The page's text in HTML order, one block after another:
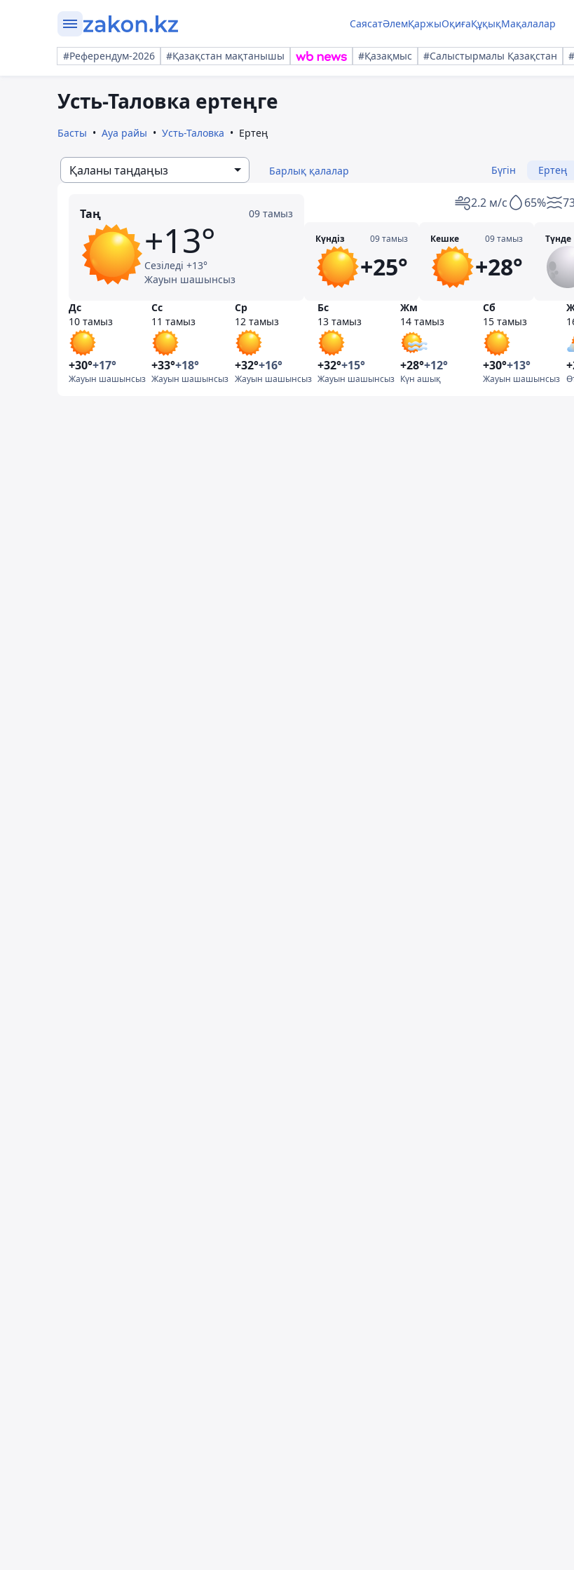
СаясатӘлемҚаржыОқиғаҚұқықМақалалар
#Референдум-2026 #Қазақстан мақтанышы #Қазақмыс #Салыстырмалы Қазақстан
Усть-Таловка ертеңге
Басты Ауа райы Усть-Таловка Ертең
Қаланы таңдаңыз Барлық қалалар Бүгін Ертең
Таң 09 тамыз
+13°
Сезіледі +13°
Жауын шашынсыз
2.2 м/с 65%
Күндіз 09 тамыз
+25°
Кешке 09 тамыз
+28°
Түнде
Дс
10 тамыз
+30°+17°
Жауын шашынсыз
Сс
11 тамыз
+33°+18°
Жауын шашынсыз
Ср
12 тамыз
+32°+16°
Жауын шашынсыз
Бс
13 тамыз
+32°+15°
Жауын шашынсыз
Жм
14 тамыз
+28°+12°
Күн ашық
Сб
15 тамыз
+30°+13°
Жауын шашынсыз